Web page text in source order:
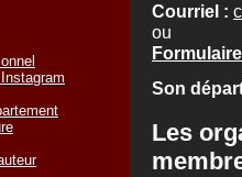
Courriel :
ou
Son
Les